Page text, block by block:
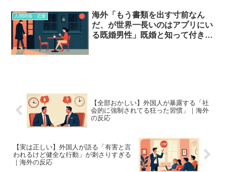
人間関係・恋愛
海外「もう書類を出す寸前なん
だ、が世界一長いのはアプリにい
る既婚男性」既婚と知って付き合
【全部おかしい】外国人が暴露する「社
会的に強制されてる狂った習慣」｜海外
の反応
【実は正しい】外国人が語る「有害と言
われるけど健全な行動」が刺さりすぎる
｜海外の反応